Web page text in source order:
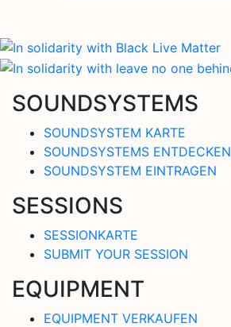
SOUNDSYSTEMS
SOUNDSYSTEM KARTE
SOUNDSYSTEMS ENTDECKEN
SOUNDSYSTEM EINTRAGEN
SESSIONS
SESSIONKARTE
SUBMIT YOUR SESSION
EQUIPMENT
EQUIPMENT VERKAUFEN